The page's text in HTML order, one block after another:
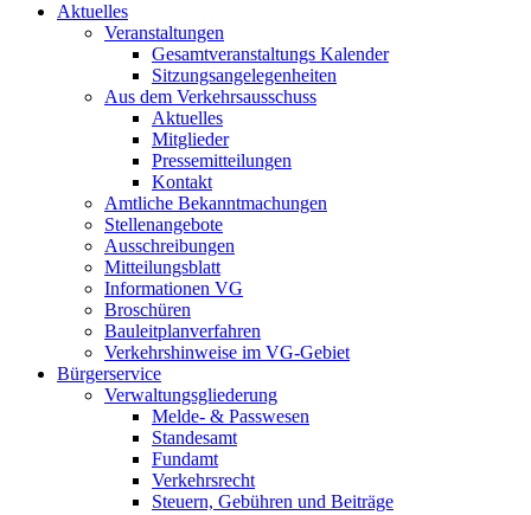
Aktuelles
Veranstaltungen
Gesamtveranstaltungs Kalender
Sitzungsangelegenheiten
Aus dem Verkehrsausschuss
Aktuelles
Mitglieder
Pressemitteilungen
Kontakt
Amtliche Bekanntmachungen
Stellenangebote
Ausschreibungen
Mitteilungsblatt
Informationen VG
Broschüren
Bauleitplanverfahren
Verkehrshinweise im VG-Gebiet
Bürgerservice
Verwaltungsgliederung
Melde- & Passwesen
Standesamt
Fundamt
Verkehrsrecht
Steuern, Gebühren und Beiträge